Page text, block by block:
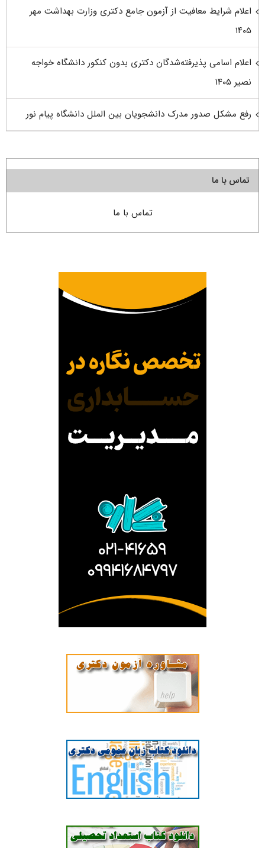
اعلام شرایط معافیت از آزمون جامع دکتری وزارت بهداشت مهر
۱۴۰۵
اعلام اسامی پذیرفته‌شدگان دکتری بدون کنکور دانشگاه خواجه
نصیر ۱۴۰۵
رفع مشکل صدور مدرک دانشجویان بین الملل دانشگاه پیام نور
تماس با ما
تماس با ما